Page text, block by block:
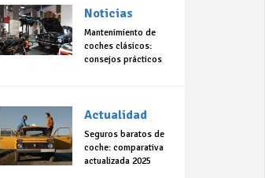
Noticias
Mantenimiento de
coches clásicos:
consejos prácticos
Actualidad
Seguros baratos de
coche: comparativa
actualizada 2025